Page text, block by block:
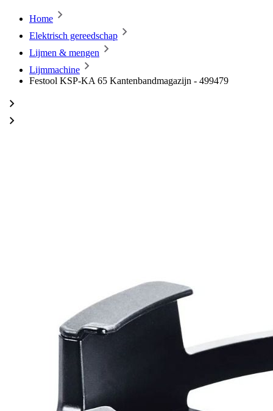
Home
Elektrisch gereedschap
Lijmen & mengen
Lijmmachine
Festool KSP-KA 65 Kantenbandmagazijn - 499479